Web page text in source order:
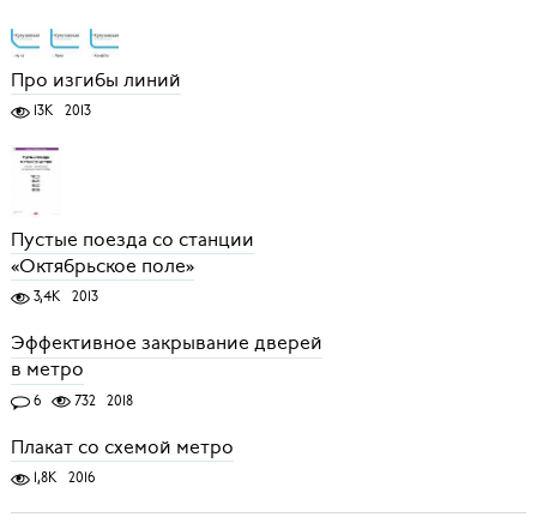
Про изгибы линий
13K 2013
Пустые поезда со станции
«Октябрьское поле»
3,4K 2013
Эффективное закрывание дверей
в метро
6 732 2018
Плакат со схемой метро
1,8K 2016